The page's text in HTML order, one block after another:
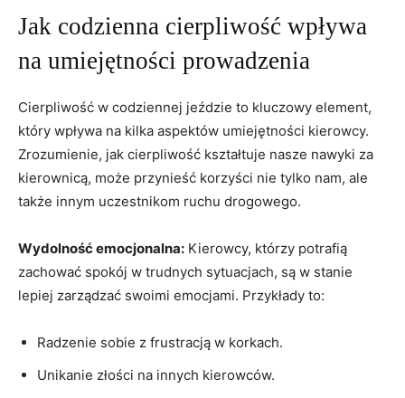
Jak codzienna cierpliwość wpływa
na umiejętności prowadzenia
Cierpliwość w codziennej jeździe to kluczowy element,
który wpływa na kilka aspektów umiejętności kierowcy.
Zrozumienie, jak cierpliwość kształtuje nasze nawyki za
kierownicą, może przynieść korzyści nie tylko nam, ale
także innym uczestnikom ruchu drogowego.
Wydolność emocjonalna: Kierowcy, którzy potrafią
zachować spokój w trudnych sytuacjach, są w stanie
lepiej zarządzać swoimi emocjami. Przykłady to:
Radzenie sobie z frustracją w korkach.
Unikanie złości na innych kierowców.